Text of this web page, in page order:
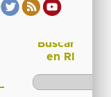
Buscar
en RI